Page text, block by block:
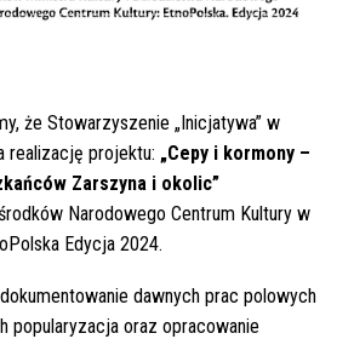
że Stowarzyszenie „Inicjatywa” w
realizację projektu: „Cepy i kormony –
Zarszyna i okolic”
Narodowego Centrum Kultury w
Edycja 2024.
dawnych prac polowych
popularyzacja oraz opracowanie